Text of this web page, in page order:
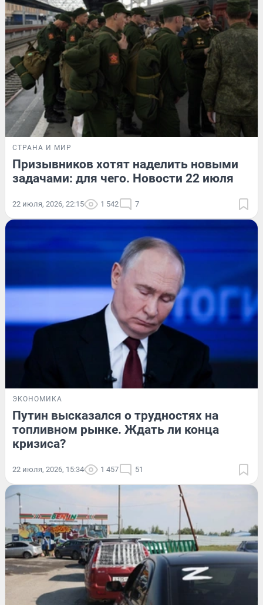
СТРАНА И МИР
Призывников хотят наделить новыми
задачами: для чего. Новости 22 июля
22 июля, 2026, 22:15 1 542 7
ЭКОНОМИКА
Путин высказался о трудностях на
топливном рынке. Ждать ли конца
кризиса?
22 июля, 2026, 15:34 1 457 51